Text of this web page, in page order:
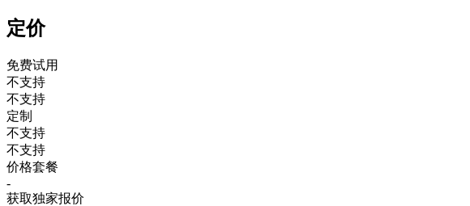
定价
免费试用
不支持
不支持
定制
不支持
不支持
价格套餐
-
获取独家报价